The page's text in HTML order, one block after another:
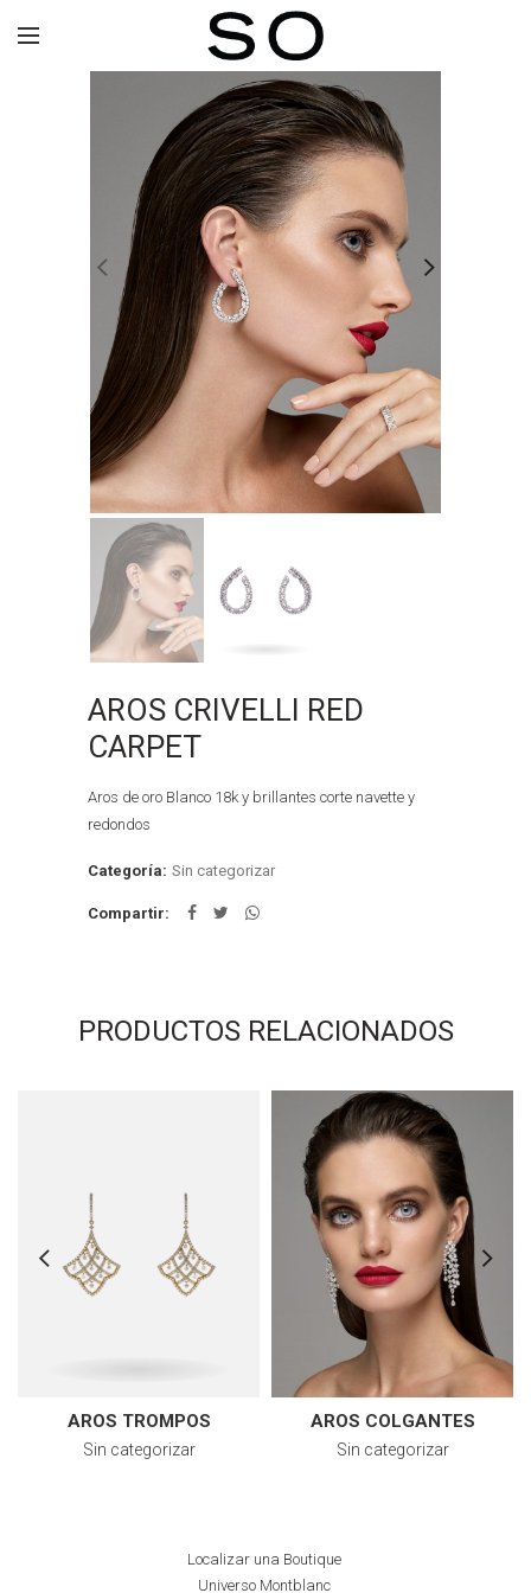
AROS CRIVELLI RED
CARPET
Aros de oro Blanco 18k y brillantes corte navette y
redondos
Categoría: Sin categorizar
Compartir
PRODUCTOS RELACIONADOS
AROS TROMPOS
Sin categorizar
AROS COLGANTES
Sin categorizar
Localizar una Boutique
Universo Montblanc